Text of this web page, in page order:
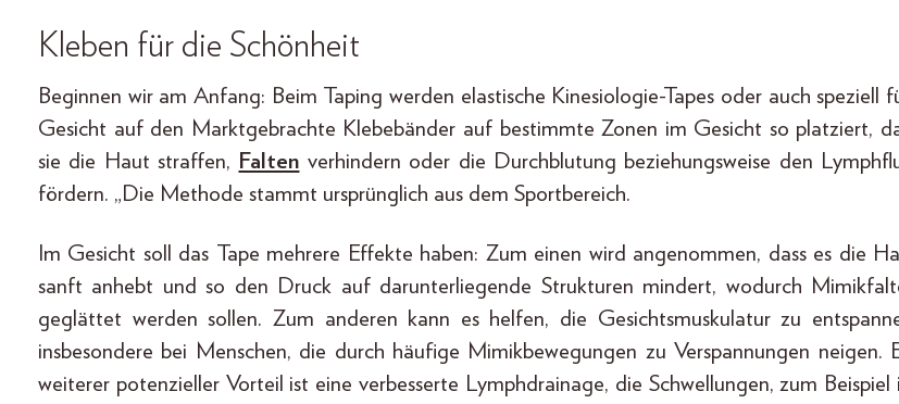
Kleben für die Schönheit
Beginnen wir am Anfang: Beim Taping werden elastische Kinesiologie-Tapes oder auch speziell
Gesicht auf den Marktgebrachte Klebebänder auf bestimmte Zonen im Gesicht so platziert,
sie die Haut straffen, Falten verhindern oder die Durchblutung beziehungsweise den
fördern. „Die Methode stammt ursprünglich aus dem Sportbereich.
Im Gesicht soll das Tape mehrere Effekte haben: Zum einen wird angenommen, dass es die
sanft anhebt und so den Druck auf darunterliegende Strukturen mindert, wodurch
geglättet werden sollen. Zum anderen kann es helfen, die Gesichtsmuskulatur zu
insbesondere bei Menschen, die durch häufige Mimikbewegungen zu Verspannungen neigen.
weiterer potenzieller Vorteil ist eine verbesserte Lymphdrainage, die Schwellungen, zum Beispiel